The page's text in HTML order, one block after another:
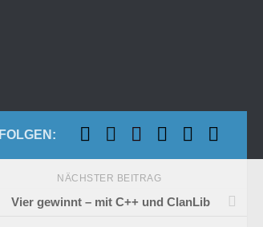
FOLGEN:
NÄCHSTER BEITRAG
Vier gewinnt – mit C++ und ClanLib